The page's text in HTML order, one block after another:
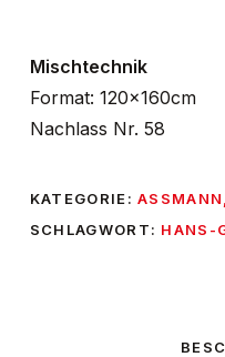
Mischtechnik
Format: 120x160cm
Nachlass Nr. 58
KATEGORIE:
SCHLAGWORT: HANS-